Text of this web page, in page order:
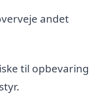
andet
til opbevaring